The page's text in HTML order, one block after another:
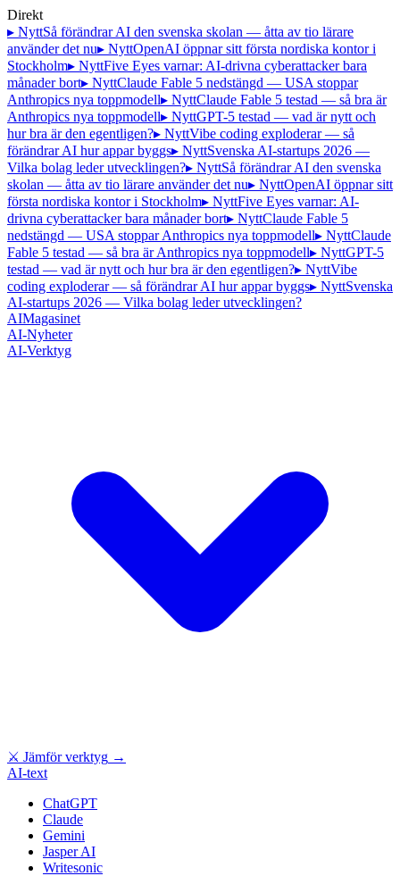
Direkt
▸ NyttSå förändrar AI den svenska skolan — åtta av tio lärare
använder det nu▸ NyttOpenAI öppnar sitt första nordiska kontor i
Stockholm▸ NyttFive Eyes varnar: AI-drivna cyberattacker bara
månader bort▸ NyttClaude Fable 5 nedstängd — USA stoppar
Anthropics nya toppmodell▸ NyttClaude Fable 5 testad — så bra är
Anthropics nya toppmodell▸ NyttGPT-5 testad — vad är nytt och
hur bra är den egentligen?▸ NyttVibe coding exploderar — så
förändrar AI hur appar byggs▸ NyttSvenska AI-startups 2026 —
Vilka bolag leder utvecklingen?▸ NyttSå förändrar AI den svenska
skolan — åtta av tio lärare använder det nu▸ NyttOpenAI öppnar sitt
första nordiska kontor i Stockholm▸ NyttFive Eyes varnar: AI-
drivna cyberattacker bara månader bort▸ NyttClaude Fable 5
nedstängd — USA stoppar Anthropics nya toppmodell▸ NyttClaude
Fable 5 testad — så bra är Anthropics nya toppmodell▸ NyttGPT-5
testad — vad är nytt och hur bra är den egentligen?▸ NyttVibe
coding exploderar — så förändrar AI hur appar byggs▸ NyttSvenska
AI-startups 2026 — Vilka bolag leder utvecklingen?
AIMagasinet
AI-Nyheter
AI-Verktyg
⚔ Jämför verktyg →
AI-text
ChatGPT
Claude
Gemini
Jasper AI
Writesonic